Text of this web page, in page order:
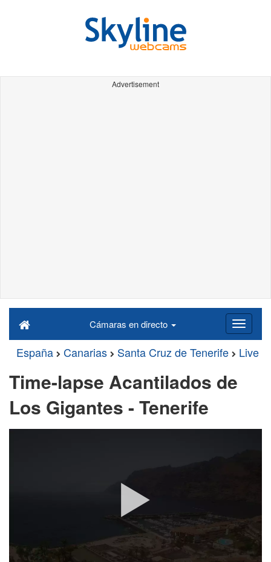
Advertisement
Cámaras en directo
España Canarias Santa Cruz de Tenerife Live
Time-lapse Acantilados de
Los Gigantes - Tenerife